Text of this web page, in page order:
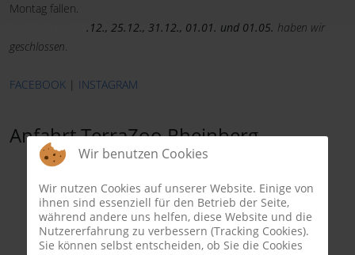
Montag fallen.
.12., 25.12., 31.12., 01.01. und 01.05. haben wir
geschlossen.
FACEBOOK | INSTAGRAM
Anfahrt TerraZoo Rheinberg
Wir benutzen Cookies
Wir nutzen Cookies auf unserer Website. Einige von
ihnen sind essenziell für den Betrieb der Seite,
während andere uns helfen, diese Website und die
Nutzererfahrung zu verbessern (Tracking Cookies).
Sie können selbst entscheiden, ob Sie die Cookies